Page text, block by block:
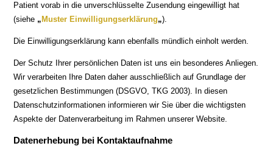
Patient vorab in die unverschlüsselte Zusendung eingewilligt hat
(siehe „ Muster Einwilligungserklärung„).
Die Einwilligungserklärung kann ebenfalls mündlich einholt werden.
Der Schutz Ihrer persönlichen Daten ist uns ein besonderes Anliegen.
Wir verarbeiten Ihre Daten daher ausschließlich auf Grundlage der
gesetzlichen Bestimmungen (DSGVO, TKG 2003). In diesen
Datenschutzinformationen informieren wir Sie über die wichtigsten
Aspekte der Datenverarbeitung im Rahmen unserer Website.
Datenerhebung bei Kontaktaufnahme